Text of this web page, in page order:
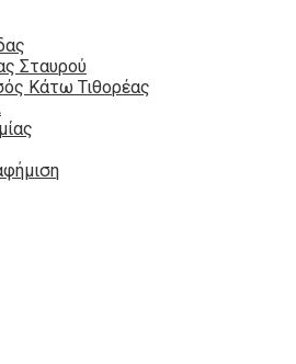
Σταυρού
Κάτω Τιθορέας